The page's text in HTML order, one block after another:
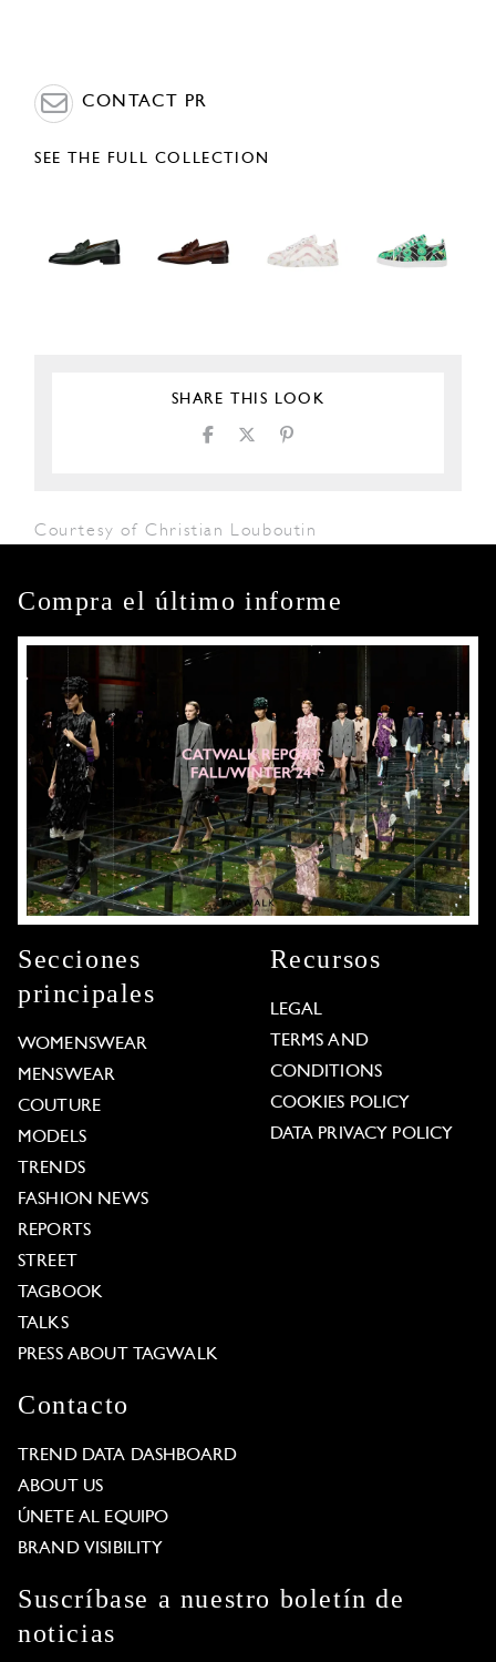
CONTACT PR
SEE THE FULL COLLECTION
SHARE THIS LOOK
Courtesy of Christian Louboutin
Compra el último informe
Secciones
principales
WOMENSWEAR
MENSWEAR
COUTURE
MODELS
TRENDS
FASHION NEWS
REPORTS
STREET
TAGBOOK
TALKS
PRESS ABOUT TAGWALK
Recursos
LEGAL
TERMS AND
CONDITIONS
COOKIES POLICY
DATA PRIVACY POLICY
Contacto
TREND DATA DASHBOARD
ABOUT US
ÚNETE AL EQUIPO
BRAND VISIBILITY
Suscríbase a nuestro boletín de
noticias